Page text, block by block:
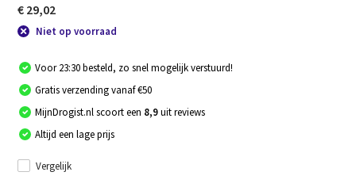
€ 29,02
Niet op voorraad
Voor 23:30 besteld, zo snel mogelijk verstuurd!
Gratis verzending vanaf €50
MijnDrogist.nl scoort een 8,9uit reviews
Altijd een lage prijs
Vergelijk